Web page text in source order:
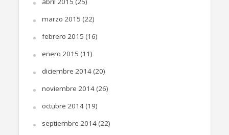
marzo 2015 (22)
febrero 2015 (16)
enero 2015 (11)
diciembre 2014(20)
noviembre 2014(26)
octubre 2014(19)
septiembre 2014(22)